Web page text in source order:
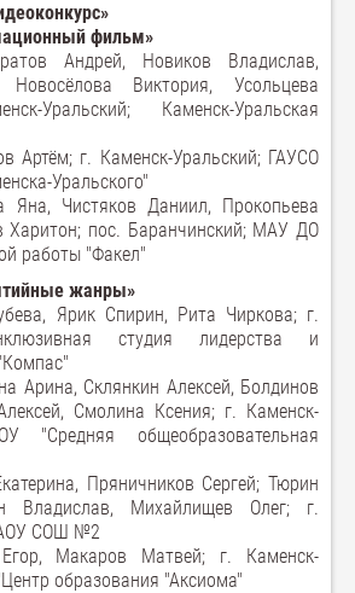
фильм»
Андрей, Новиков Владислав,
Виктория, Усольцева
Уральский; Каменск-Уральская
Артём; г. Каменск-Уральский; ГАУСО
Уральского"
Яна, Чистяков Даниил, Прокопьева
Харитон; пос. Баранчинский; МАУ ДО
работы "Факел"
жанры»
Ярик Спирин, Рита Чиркова; г.
студия лидерства и
Арина, Склянкин Алексей, Болдинов
Смолина Ксения; г. Каменск-
"Средняя общеобразовательная
Пряничников Сергей; Тюрин
Владислав, Михайлищев Олег; г.
СОШ №2
Макаров Матвей; г. Каменск-
образования "Аксиома"